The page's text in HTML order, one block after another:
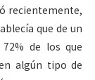
recientemente,
que de un
de los que
algún tipo de